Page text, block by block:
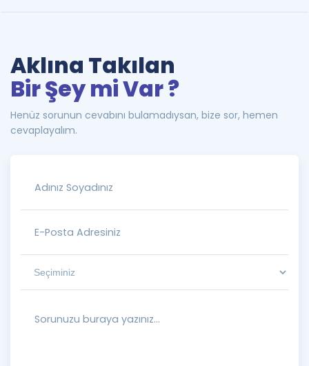
Aklına Takılan
Bir Şey mi Var ?
Henüz sorunun cevabını bulamadıysan, bize sor, hemen
cevaplayalım.